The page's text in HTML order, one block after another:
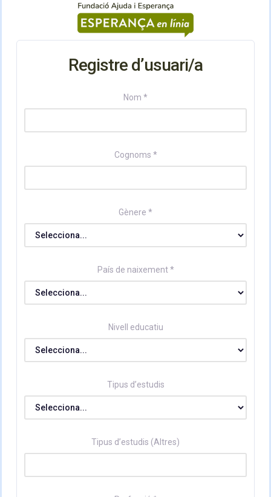
Registre d’usuari/a
Nom *
Cognoms *
Gènere *
País de naixement *
Nivell educatiu
Tipus d’estudis
Tipus d’estudis (Altres)